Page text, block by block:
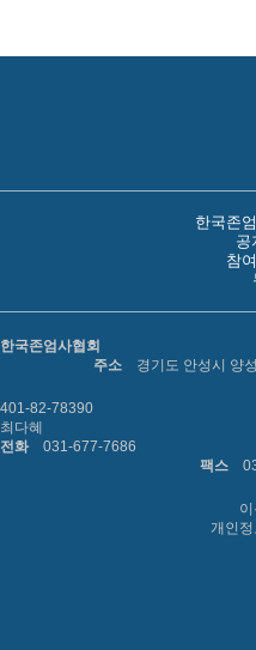
한국존
공
참
한국존엄사협회
주소
경기도 안성시 양
401-82-78390
최다혜
전화
031-677-7686
팩스
개인정